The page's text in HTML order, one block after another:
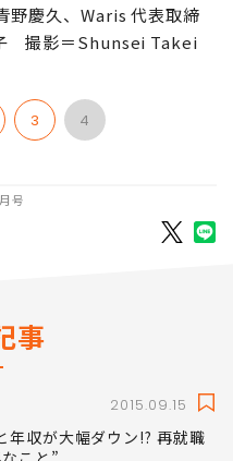
つけながら、少しずつア
応援しています！
撮影＝Shunsei Takei